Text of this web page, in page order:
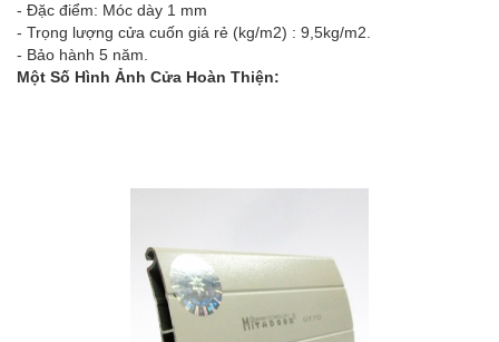
- Đặc điểm: Móc dày 1 mm
- Trọng lượng cửa cuốn giá rẻ (kg/m2) : 9,5kg/m2.
- Bảo hành 5 năm.
Một Số Hình Ảnh Cửa Hoàn Thiện: